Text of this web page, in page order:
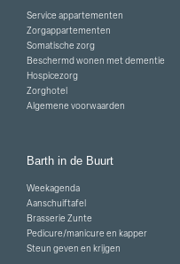
Service appartementen
Zorgappartementen
Somatische zorg
Beschermd wonen met dementie
Hospicezorg
Zorghotel
Algemene voorwaarden
Barth in de Buurt
Weekagenda
Aanschuiftafel
Brasserie Zunte
Pedicure/manicure en kapper
Steun geven en krijgen